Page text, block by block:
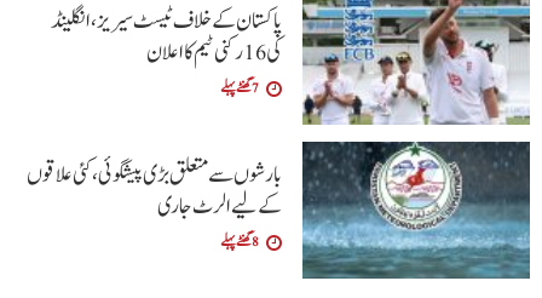
پاکستان کے خلاف ٹیسٹ سیریز، انگلینڈ
کی 16 رکنی ٹیم کا اعلان
7 گھنٹے پہلے
بارشوں سے متعلق بڑی پیشگوئی، کئی علاقوں
کے لیے الرٹ جاری
8 گھنٹے پہلے